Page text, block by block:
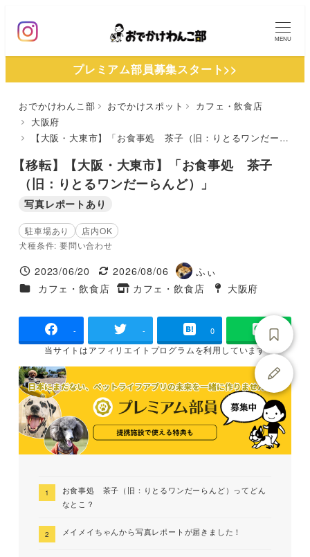
ン
MENU
プレミアム部員募集スタート>>
おでかけわんこ部 おでかけスポット
カフェ・飲食店
大阪府
【大阪・大東市】「お食事処 茶子（旧：りとるワンだーらんど）」
【移転】【大阪・大東市】「お食事処 茶子
（旧：りとるワンだーらんど）」
写真レポートあり
駐車場あり
店内OK
犬種条件: 要問い合わせ
投稿日
2023/06/20
更新日
2026/08/06
著
者
ふぃ
施設ジャンル
カフェ・飲食店
タグ
カフェ・飲食店
タグ
大阪府
- - 0
当サイトはアフィリエイトプログラムを利用しています
お食事処 茶子（旧：りとるワンだーらんど）ってどん
なとこ？
メイメイちゃんから写真レポートが届きました！